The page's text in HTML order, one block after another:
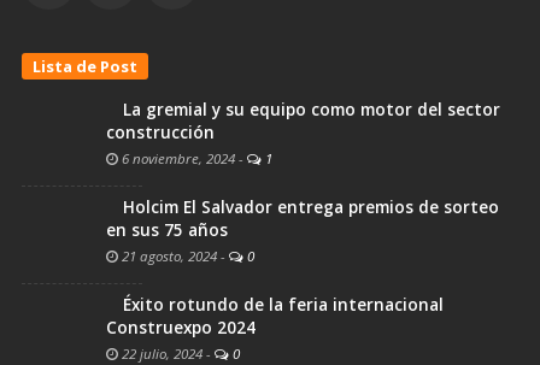
Lista de Post
La gremial y su equipo como motor del sector
construcción
6 noviembre, 2024 - 1
Holcim El Salvador entrega premios de sorteo
en sus 75 años
21 agosto, 2024 - 0
Éxito rotundo de la feria internacional
Construexpo 2024
22 julio, 2024 - 0